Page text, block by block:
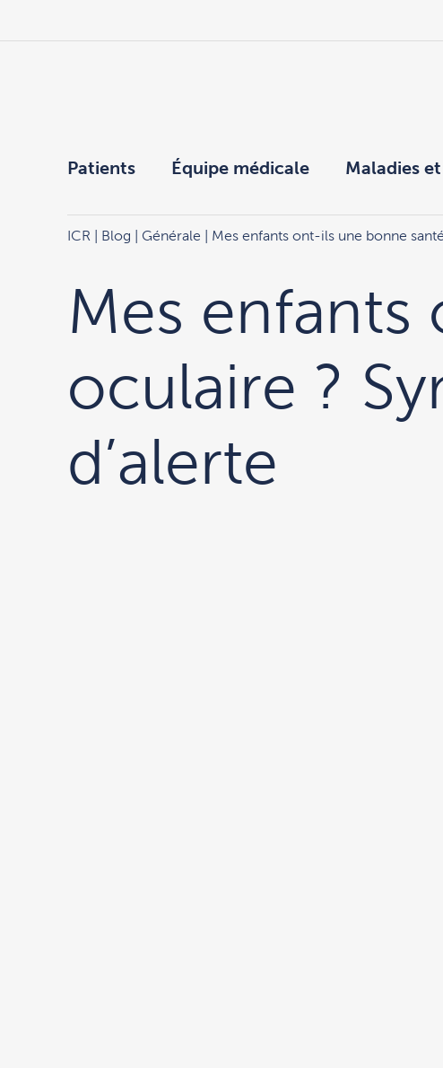
Patients Équipe médicale Maladies
ICR Blog Générale | Mes enfants ont-ils une bonne
Mes
oculaire ?
d’alerte